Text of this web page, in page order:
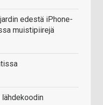
edestä iPhone-
muistipiirejä
lähdekoodin